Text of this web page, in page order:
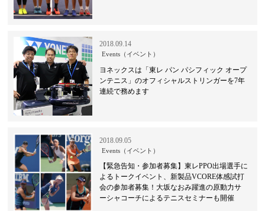
2018.09.14
Events（イベント）
ヨネックスは「東レ パン パシフィック オープ
ンテニス」のオフィシャルストリンガーを7年
連続で務めます
2018.09.05
Events（イベント）
【緊急告知・参加者募集】東レPPO出場選手に
よるトークイベント、新製品VCORE体感試打
会の参加者募集！大坂なおみ躍進の原動力サ
ーシャコーチによるテニスセミナーも開催